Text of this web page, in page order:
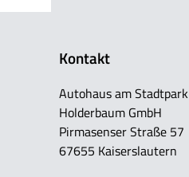
Kontakt
Autohaus am Stadtpark
Holderbaum GmbH
Pirmasenser Straße 57
67655 Kaiserslautern